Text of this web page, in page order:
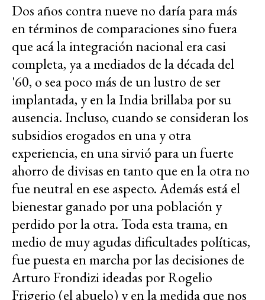
Dos años contra nueve no daría para más
en términos de comparaciones sino fuera
que acá la integración nacional era casi
completa, ya a mediados de la década del
'60, o sea poco más de un lustro de ser
implantada, y en la India brillaba por su
ausencia. Incluso, cuando se consideran los
subsidios erogados en una y otra
experiencia, en una sirvió para un fuerte
ahorro de divisas en tanto que en la otra no
fue neutral en ese aspecto. Además está el
bienestar ganado por una población y
perdido por la otra. Toda esta trama, en
medio de muy agudas dificultades políticas,
fue puesta en marcha por las decisiones de
Arturo Frondizi ideadas por Rogelio
Frigerio (el abuelo) y en la medida que nos